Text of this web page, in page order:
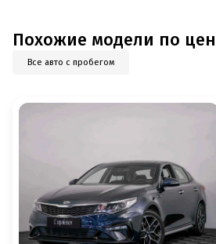
Похожие модели по
Все авто с пробегом